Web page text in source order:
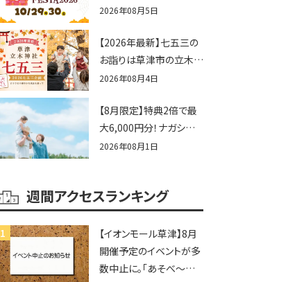
ーファミリー必見☆入場
ママベビーフェスタ
2026！親子で楽しもう
♪inピエリ守山
2026年08月5日
【2026年最新】七五三の
お詣りは草津市の立木神
社へ♪七五三お祝い企
2026年08月4日
【8月限定】特典2倍で最
大6,000円分！ナガシマス
パーランドプール券や人
ン彦根」へGO！
2026年08月1日
週間アクセスランキング
【イオンモール草津】8月
開催予定のイベントが多
数中止に。「あそべ〜る